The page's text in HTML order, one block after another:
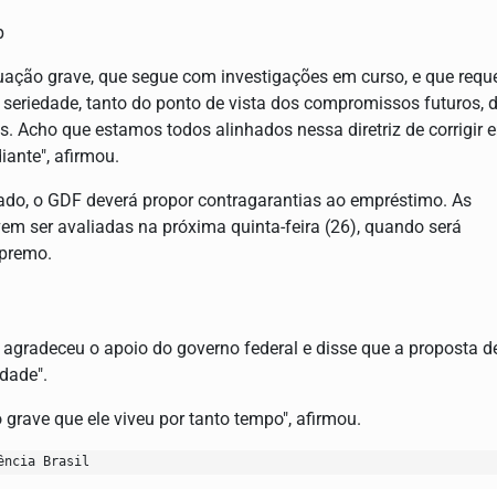
grave, que segue com investigações em curso, e que
tanto do ponto de vista dos compromissos futuros,
Acho que estamos todos alinhados nessa diretriz de corrigir
afirmou.
o GDF deverá propor contragarantias ao empréstimo. As
ser avaliadas na próxima quinta-feira (26), quando será
o apoio do governo federal e disse que a proposta
que ele viveu por tanto tempo", afirmou.
Brasil